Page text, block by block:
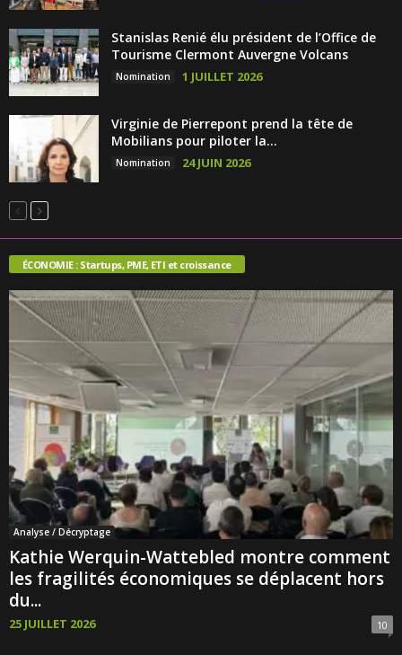
Stanislas Renié élu président de l’Office de
Tourisme Clermont Auvergne Volcans
Nomination 1 JUILLET 2026
Virginie de Pierrepont prend la tête de
Mobilians pour piloter la...
Nomination 24 JUIN 2026
ÉCONOMIE : Startups, PME, ETI et croissance
Analyse / Décryptage
Kathie Werquin-Wattebled montre comment
les fragilités économiques se déplacent hors
du...
25 JUILLET 2026 10